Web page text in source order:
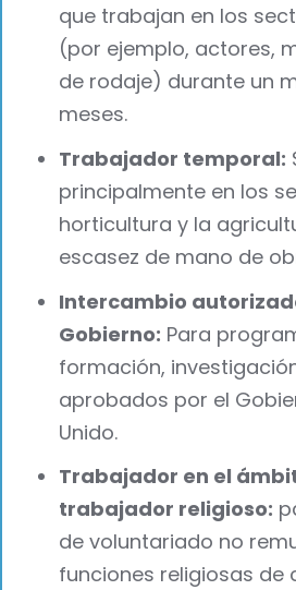
que trabajan en los
(por ejemplo, actores,
de rodaje) durante un
meses.
Trabajador temporal:
principalmente en los
horticultura y la
escasez de mano de
Intercambio
Gobierno: Para
formación,
aprobados por el
Unido.
Trabajador en el
trabajador religioso:
de voluntariado no
funciones religiosas de